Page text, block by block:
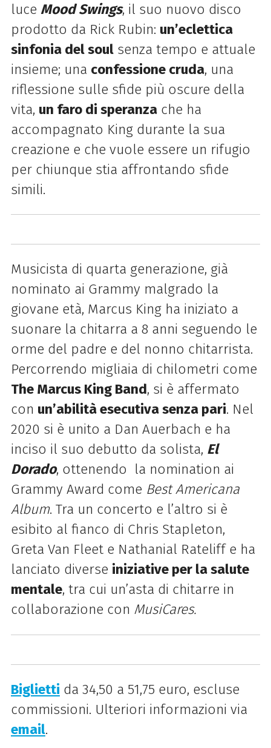
luce Mood Swings, il suo nuovo disco
prodotto da Rick Rubin: un’eclettica
sinfonia del soul senza tempo e attuale
insieme; una confessione cruda, una
riflessione sulle sfide più oscure della
vita, un faro di speranza che ha
accompagnato King durante la sua
creazione e che vuole essere un rifugio
per chiunque stia affrontando sfide
simili.
Musicista di quarta generazione, già
nominato ai Grammy malgrado la
giovane età, Marcus King ha iniziato a
suonare la chitarra a 8 anni seguendo le
orme del padre e del nonno chitarrista.
Percorrendo migliaia di chilometri come
The Marcus King Band, si è affermato
con un’abilità esecutiva senza pari. Nel
2020 si è unito a Dan Auerbach e ha
inciso il suo debutto da solista, El
Dorado, ottenendo la nomination ai
Grammy Award come Best Americana
Album. Tra un concerto e l’altro si è
esibito al fianco di Chris Stapleton,
Greta Van Fleet e Nathanial Rateliff e ha
lanciato diverse iniziative per la salute
mentale, tra cui un’asta di chitarre in
collaborazione con MusiCares.
Biglietti da 34,50 a 51,75 euro, escluse
commissioni. Ulteriori informazioni via
email.